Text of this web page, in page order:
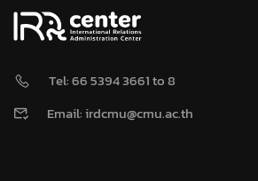
Tel: 66 5394 3661 to 8
Email: irdcmu@cmu.ac.th